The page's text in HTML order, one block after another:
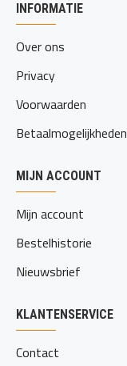
INFORMATIE
Over ons
Privacy
Voorwaarden
Betaalmogelijkheden
MIJN ACCOUNT
Mijn account
Bestelhistorie
Nieuwsbrief
KLANTENSERVICE
Contact